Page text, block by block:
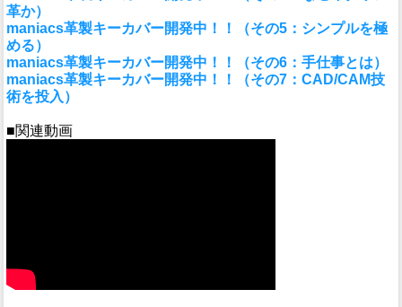
革か）
maniacs革製キーカバー開発中！！（その5：シンプルを極
める）
maniacs革製キーカバー開発中！！（その6：手仕事とは）
maniacs革製キーカバー開発中！！（その7：CAD/CAM技
術を投入）
■関連動画